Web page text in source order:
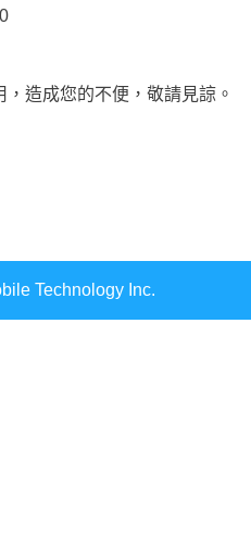
造成您的不便，敬請見諒。
Technology Inc.